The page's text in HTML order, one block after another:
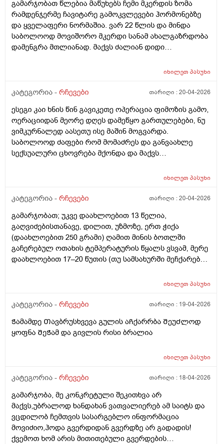
გულის რევის ᲨეგრᲫნება რიცა ესე ყოველდᲦიურად
არ მემარᲗებოდა Ჩემი ᲗანამაᲨრომელი მეუბნევა
დაბალი ჰემგლობონი გაქო და ან Შაქარიო და
სისხლოს ანალიზი გაიკეᲗე იქ გამოᲩნდებაოდა
სისხლის ანალიზᲨი რანაირად გამოᲩნდება და ან
გიᲦებენ და გისინჯავენ მანდაც Ჩანს ჰემოგლობინი
მაᲦალი ესენი რო გავიკეᲗო გამოᲩნდება? ან სხვა რა
ანალიზი გავიკეᲗო ხომარნიცი მიᲗხარიᲗ რა
მომარჩინა და როდესაც ვარჯიში დავიწყე გამიარა
წელის ტკივილებმა. უბრალოდ თუ სახლში ვარ და
არასწორად რაიმე სიმძიმეს ავწევ ან არ ვვარჯიშობ იმ
დღეს მხოლოდ მაშინ მაწუხებს წელი და რა ვქნა ვერ
გავიგე რით შეგიძლიათ დამეხმაროთ და
გამარჯობათ წლებია მაწუხებს ჩემი მკერდის ზომა
რამდენჯერმე ჩავიტარე გამოკვლევები ჰორმონებზე
და ყველაფერი ნორმაშია. ვარ 22 წლის და მინდა
საბოლოოდ მოვიშორო მკერდი სანამ ახალგაზრდობა
დამენგრა მთლიანად. მაქვს ძალიან დიდი
ვიმკურნალო ქუთაისში და ჩავიტარო პლასტიკური
შეცვლის ჩენც ცხოვრებას. რომელ კლინიკას ან
იხილეთპასუხი
კატეგორია - რჩევები თარიღი :20-04-2026
ესეგი კაი ხნის წინ გავიკეთე ოპერაცია ფიმოზის გამო,
ოერაციიდან მეორე დღეს დამეწყო გართულებები, ნუ
ვიმკურნალედ აასეთუ ისე მაშინ მოგვარდა.
საბოლოოდ ძაფები რომ მომაძრეს და განვაახლე
სექსუალური ცხოვრება მქონდა და მაქვს
შეწითლება ყრუ წვის შეგრძნება) თან ვიზუალურადაც
ხოდა ვეღარ ჩამოვყალიბდი უროლოგს უნდა
საქართველოში უროლოგიის ცენტრის გარდა
არსებობს მამაკაცის პლასტიკა ან რეკონსტეუქცია?
იხილეთპასუხი
კატეგორია - რჩევები თარიღი :20-04-2026
გამარჯობათ; უკვე დაახლოებით 13 წელია,
გაღვიძებისთანავე, დილით, უზმოზე, ერთ ჭიქა
(დაახლოებით 250 გრამი) ღამით მინის ბოთლში
გაჩერებულ ოთახის ტემპერატურის წყალს ვსვამ, მერე
დაახლოებით 17–20 წუთის (თუ სამსახურში მეჩქარება),
და სამსახურში არ მეჩქარება), ვჭამ. ასევე შუადღით და
ერთ ჭიქა უფრო ხშირად ონკანის წყალს ვსვამ და მერე
სადაც ამბობენ, რომ დილით, გაღვიძებისთანავე,
წყლის დალევა არ შეიძლება, რადგან ღამით პირის
გაღვიძებისთანავე დალეულ წყალს ეს ბაქტერიები
ორგანიზმი ზიანდებაო; ჯერ კბილები უნდა გაიხეხოთ
უზმოზე ან წყალი გამოივლოთ პირში და მერე
დალიოთ წყალი ჭამის წინ დილით უზმოზეო.
მაინტერესებს: 1) როგორ ჯობია, როგორც მე ვაკეთებ,
გაღვიძებისთანავე, უზმოზე ოთახის ტემპერატურის
წყლის დალევა თუ კბილების გამოხეხვის და პირში
იხილეთპასუხი
კატეგორია - რჩევები თარიღი : 19-04-2026
Ჭამამდე Თავბრუსხვევა გულის აᲩქარრბა ᲨეუᲫლოდ
ყოფნა ᲨეᲭამ და გივლის რისი ბრალია
იხილეთპასუხი
კატეგორია - რჩევები თარიღი : 18-04-2026
გამარჯობა, მე კონკრეტული შეკითხვა არ
მაქვს,უბრალოდ ხანდახან ვათვალიერებ ამ საიტს და
ვცდილობ ჩემთვის სასარგებლო ინფორმაცია
მოვიძიო,ჰოდა გვერდიდან გვერდზე არ გადადის!
ქვემოთ ხომ არის მითითებული გვერდების